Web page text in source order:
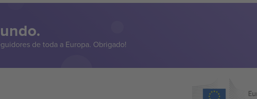
de toda a Europa. Obrigado!